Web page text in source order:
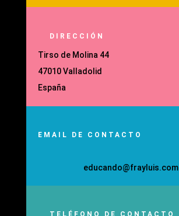
DIRECCIÓN
Tirso de Molina 44
47010 Valladolid
España
EMAIL DE CONTACTO
educando@frayluis.com
TELÉFONO DE CONTACTO